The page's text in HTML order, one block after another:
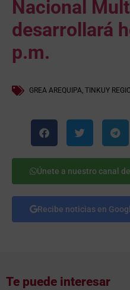
Nacional
desarrollará
p.m.
GREA AREQUIPA, TINKUY
Únete a nuestro canal
Recibe noticias en
Te puede interesar